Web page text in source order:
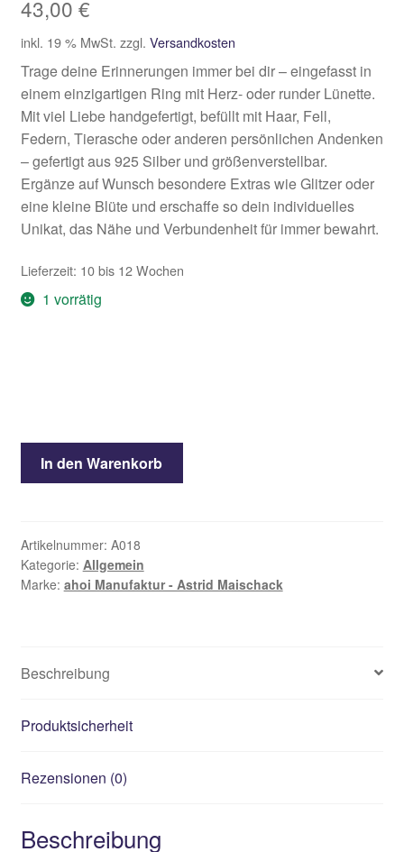
43,00 €
inkl. 19 % MwSt. zzgl. Versandkosten
Trage deine Erinnerungen immer bei dir – eingefasst in
einem einzigartigen Ring mit Herz- oder runder Lünette.
Mit viel Liebe handgefertigt, befüllt mit Haar, Fell,
Federn, Tierasche oder anderen persönlichen Andenken
– gefertigt aus 925 Silber und größenverstellbar.
Ergänze auf Wunsch besondere Extras wie Glitzer oder
eine kleine Blüte und erschaffe so dein individuelles
Unikat, das Nähe und Verbundenheit für immer bewahrt.
Lieferzeit: 10 bis 12 Wochen
1 vorrätig
Ring
Menge
In den Warenkorb
Artikelnummer: A018
Kategorie: Allgemein
Marke: ahoi Manufaktur - Astrid Maischack
Beschreibung
Produktsicherheit
Rezensionen (0)
Beschreibung